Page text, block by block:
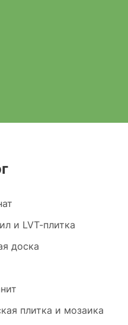
и LVT-плитка
доска
плитка и мозаика